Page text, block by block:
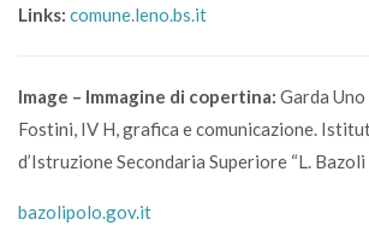
Links: comune.leno.bs.it
Image – Immagine di copertina: Garda
Fostini, IV H, grafica e comunicazione.
d’Istruzione Secondaria Superiore “L. Bazoli
bazolipolo.gov.it